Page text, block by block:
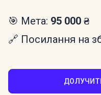
🎯 Мета: 95 000 ₴
🔗 Посилання на